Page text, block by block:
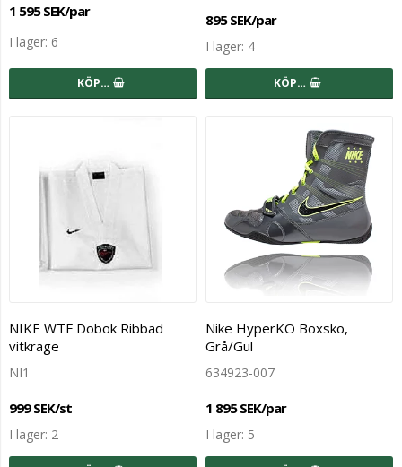
1 595 SEK/par
I lager: 6
KÖP…
895 SEK/par
I lager: 4
KÖP…
NIKE WTF Dobok Ribbad
vitkrage
NI1
999 SEK/st
I lager: 2
Nike HyperKO Boxsko,
Grå/Gul
634923-007
1 895 SEK/par
I lager: 5